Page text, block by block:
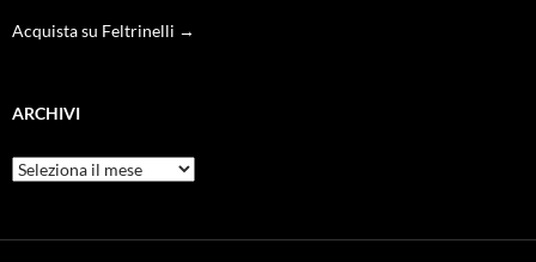
Acquista su Feltrinelli →
ARCHIVI
Archivi